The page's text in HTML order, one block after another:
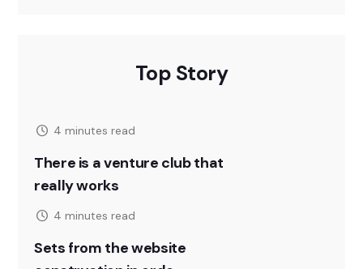
Top Story
4 minutes read
There is a venture club that
really works
4 minutes read
Sets from the website